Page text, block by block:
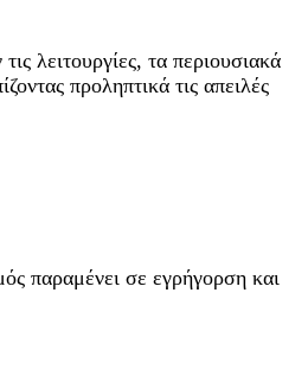
λειτουργίες, τα περιουσιακά
προληπτικά τις απειλές
παραμένει σε εγρήγορση και